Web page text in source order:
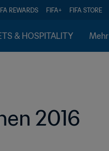
REWARDS FIFA+ FIFA STORE
& HOSPITALITY Mehr
2016